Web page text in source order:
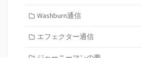
Washburn通信
エフェクター通信